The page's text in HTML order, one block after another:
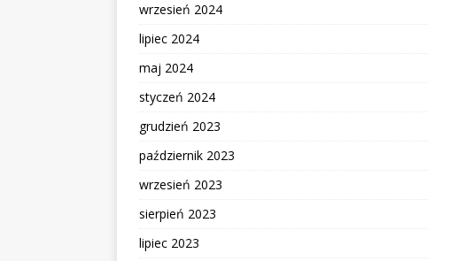
wrzesień 2024
lipiec 2024
maj 2024
styczeń 2024
grudzień 2023
październik 2023
wrzesień 2023
sierpień 2023
lipiec 2023